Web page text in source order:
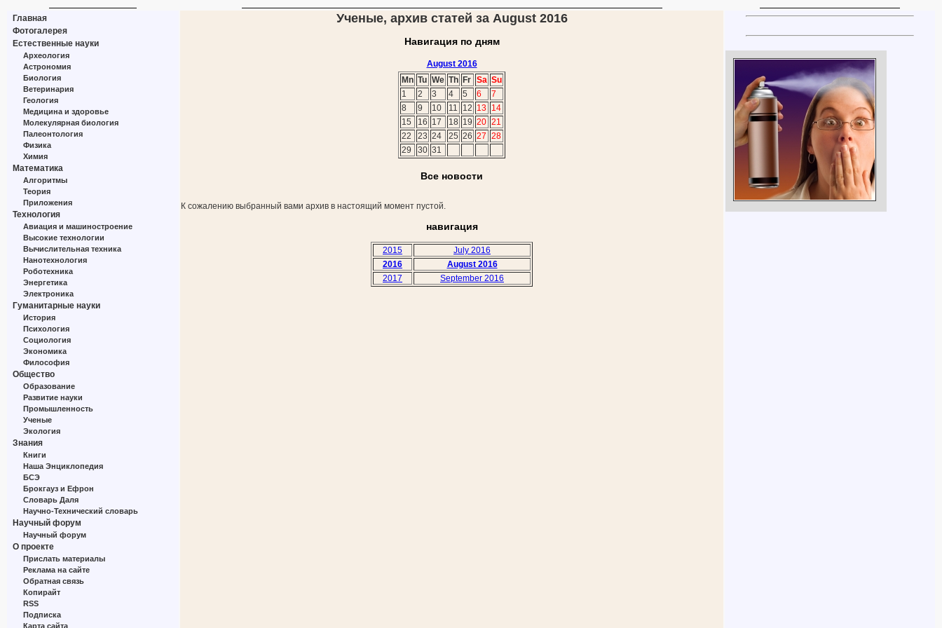
Главная
Фотогалерея
Естественные науки
Археология
Астрономия
Биология
Ветеринария
Геология
Медицина и здоровье
Молекулярная биология
Палеонтология
Физика
Химия
Математика
Алгоритмы
Теория
Приложения
Технология
Авиация и машиностроение
Высокие технологии
Вычислительная техника
Нанотехнология
Роботехника
Энергетика
Электроника
Гуманитарные науки
История
Психология
Социология
Экономика
Философия
Общество
Образование
Развитие науки
Промышленность
Ученые
Экология
Знания
Книги
Наша Энциклопедия
БСЭ
Брокгауз и Ефрон
Словарь Даля
Научно-Технический словарь
Научный форум
Научный форум
О проекте
Прислать материалы
Реклама на сайте
Обратная связь
Копирайт
RSS
Подписка
Карта сайта
Ученые, архив статей за August 2016
Навигация по дням
August 2016
Mn Tu We Th Fr Sa Su
1
2 3 4 5 6
7
8
9 10 11 12 13
14
15
16 17 18 19 20 21
22
23 24 25 26 27 28
29
30 31
Все новости
К сожалению выбранный вами архив в настоящий момент пустой.
навигация
2015
July 2016
2016
August 2016
2017
September 2016